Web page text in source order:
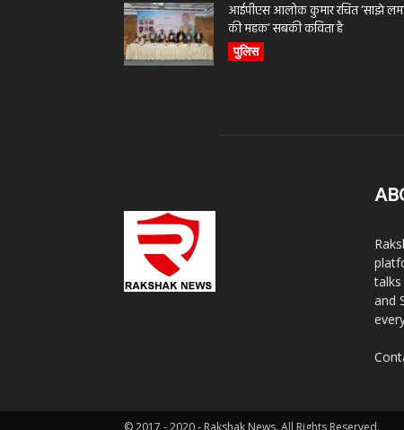
आईपीएस आलोक कुमार रचित ‘साझे
की महक’ सबकी कविता है
पुलिस
and
© 2017 - 2020 - Rakshak News. All Rights Reserved.